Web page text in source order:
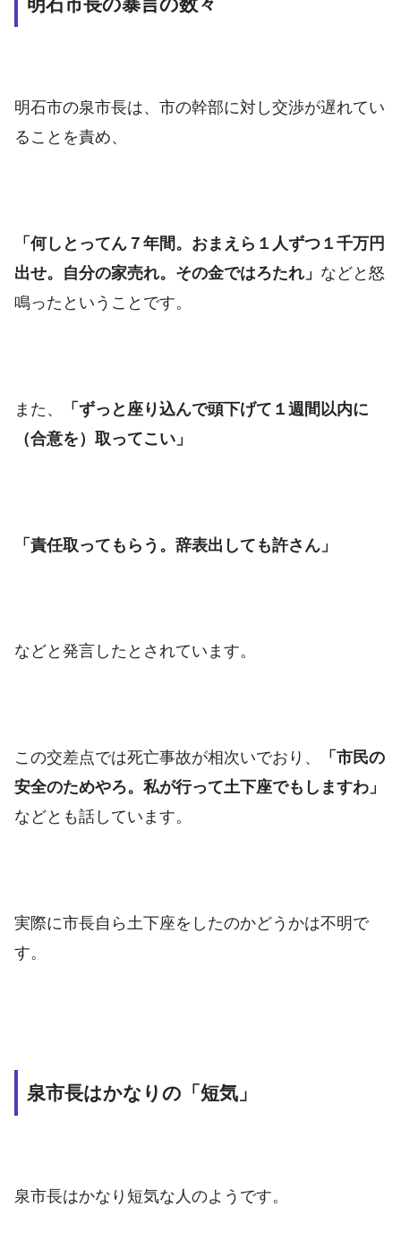
明石市長の暴言の数々
明石市の泉市長は、市の幹部に対し交渉が遅れてい
ることを責め、
「何しとってん７年間。おまえら１人ずつ１千万円
出せ。自分の家売れ。その金ではろたれ」 などと怒
鳴ったということです。
また、
「ずっと座り込んで頭下げて１週間以内に
（合意を）取ってこい」
「責任取ってもらう。辞表出しても許さん」
などと発言したとされています。
この交差点では死亡事故が相次いでおり、
「市民の
安全のためやろ。私が行って土下座でもしますわ」
などとも話しています。
実際に市長自ら土下座をしたのかどうかは不明で
す。
泉市長はかなりの「短気」
泉市長はかなり短気な人のようです。